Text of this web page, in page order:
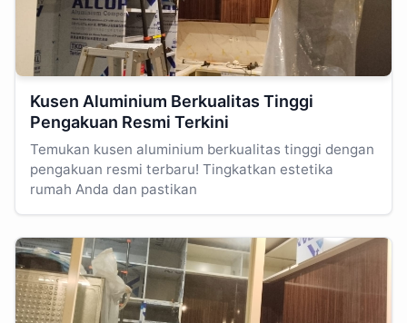
Kusen Aluminium Berkualitas Tinggi
Pengakuan Resmi Terkini
Temukan kusen aluminium berkualitas tinggi dengan
pengakuan resmi terbaru! Tingkatkan estetika
rumah Anda dan pastikan